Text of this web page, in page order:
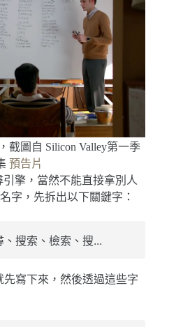
截圖自 Silicon Valley第一季
預告片
引擎，當然不能直接拿別人
字，先拆出以下關鍵字：
搜索、檢索、搜...
寫下來，然後透過這些字